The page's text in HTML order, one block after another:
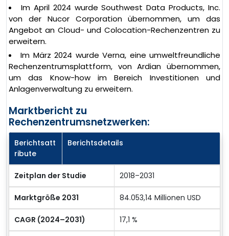
Im April 2024 wurde Southwest Data Products, Inc.
von der Nucor Corporation übernommen, um das
Angebot an Cloud- und Colocation-Rechenzentren zu
erweitern.
Im März 2024 wurde Verna, eine umweltfreundliche
Rechenzentrumsplattform, von Ardian übernommen,
um das Know-how im Bereich Investitionen und
Anlagenverwaltung zu erweitern.
Marktbericht zu
Rechenzentrumsnetzwerken:
Berichtsatt
ribute
Berichtsdetails
Zeitplan der Studie 2018–2031
Marktgröße 2031 84.053,14 Millionen USD
CAGR (2024–2031) 17,1 %